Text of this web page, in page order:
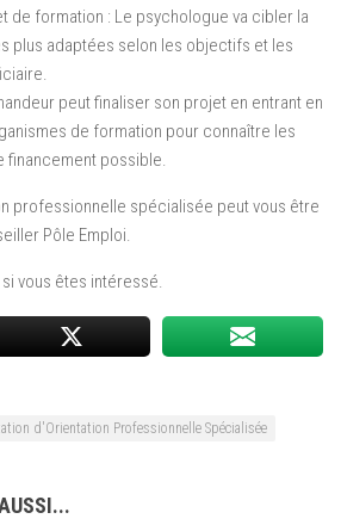
de formation : Le psychologue va cibler la
plus adaptées selon les objectifs et les
peut finaliser son projet en entrant en
de formation pour connaître les
financement possible.
professionnelle spécialisée peut vous être
Pôle Emploi.
vous êtes intéressé.
d'Orientation Professionnelle Spécialisée